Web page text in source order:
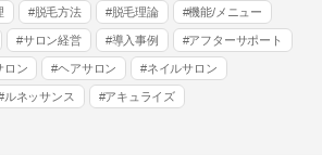
脱毛方法 脱毛理論 機能/メニュー
サロン経営 導入事例 アフターサポート
ロン ヘアサロン ネイルサロン
ルネッサンス アキュライズ